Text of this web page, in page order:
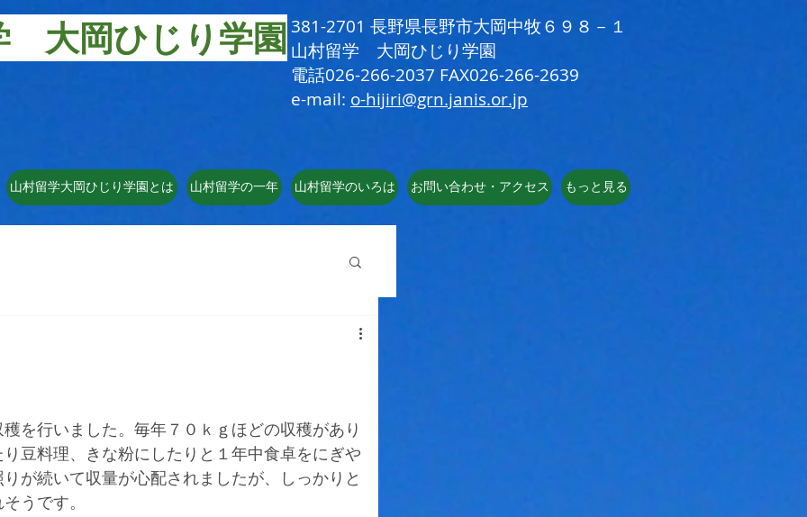
大岡ひじり学園381-2701 長野県長野市大岡中牧６９８－１
​山村留学 大岡ひじり学園
電話026-266-2037 FAX026-266-2639
e-mail: o-hijiri@grn.janis.or.jp
山村留学大岡ひじり学園とは 山村留学の一年 山村留学のいろは お問い合わせ・アクセス もっと見る
を行いました。毎年７０ｋｇほどの収穫があり
豆料理、きな粉にしたりと１年中食卓をにぎや
が続いて収量が心配されましたが、しっかりと
うです。